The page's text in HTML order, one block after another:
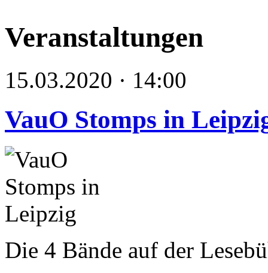
Veranstaltungen
15.03.2020 · 14:00
VauO Stomps in
Die 4 Bände auf der